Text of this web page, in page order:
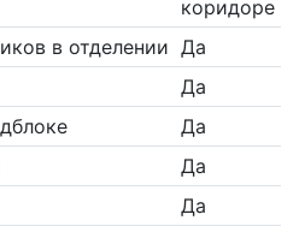
коридоре
в отделении Да
Да
Да
Да
Да